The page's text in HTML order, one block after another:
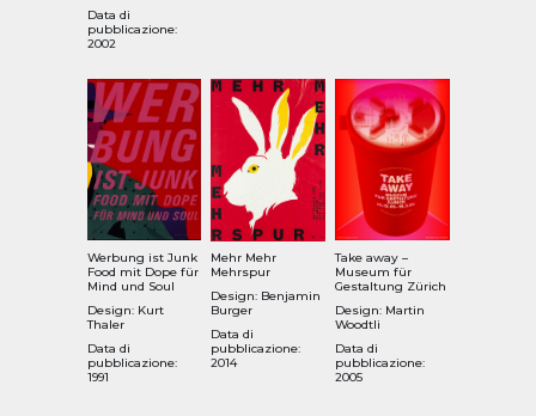
Data di
pubblicazione:
2002
Werbung ist Junk
Food mit Dope für
Mind und Soul
Design: Kurt
Thaler
Data di
pubblicazione:
1991
Mehr Mehr
Mehrspur
Design: Benjamin
Burger
Data di
pubblicazione:
2014
Take away –
Museum für
Gestaltung Zürich
Design: Martin
Woodtli
Data di
pubblicazione:
2005